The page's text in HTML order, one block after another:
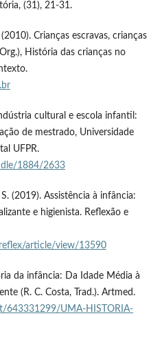
(31), 21-31.
Crianças escravas, crianças
História das crianças no
cultural e escola infantil:
de mestrado, Universidade
UFPR.
1884/2633
(2019). Assistência à infância:
e higienista. Reflexão e
article/view/13590
da infância: Da Idade Média à
(R. C. Costa, Trad.). Artmed.
643331299/UMA-HISTORIA-